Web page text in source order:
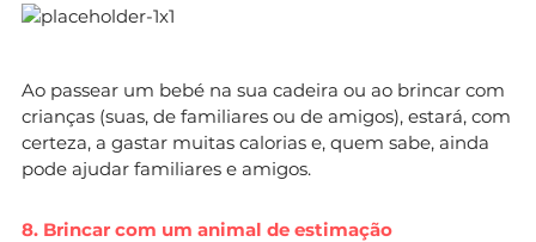
Ao passear um bebé na sua cadeira ou ao brincar com
crianças (suas, de familiares ou de amigos), estará, com
certeza, a gastar muitas calorias e, quem sabe, ainda
pode ajudar familiares e amigos.
8. Brincar com um animal de estimação